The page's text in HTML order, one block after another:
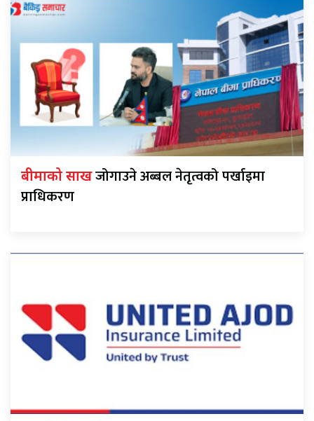
बीमाको साखजोगाउने अब्बल नेतृत्वको पर्खाइमा
प्राधिकरण